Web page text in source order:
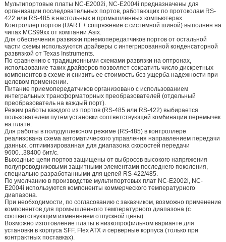
Мультипортовые платы NC-E2002i, NC-E2004i предназначены для
организации последовательных портов, работающих по протоколам RS-
422 или RS-485 в настольных и промышленных компьютерах.
Контроллер портов (UART + сопряжение с системной шиной) выполнен на
чипах MCS99xx от компании Asix.
Для обеспечения развязки приемопередатчиков портов от остальной
части схемы используются драйверы с интегрированной конденсаторной
развязкой от Texas Instruments.
По сравнению с традиционными схемами развязки на оптронах,
использование таких драйверов позволяет сократить число дискретных
компонентов в схеме и снизить ее стоимость без ущерба надежности при
целевом применении.
Питание приемопередатчиков организовано с использованием
интегральных трансформаторных преобразователей (отдельный
преобразователь на каждый порт).
Режим работы каждого из портов (RS-485 или RS-422) выбирается
пользователем путем установки соответствующей комбинации перемычек
на плате.
Для работы в полудуплексном режиме (RS-485) в контроллере
реализована схема автоматического управления направлением передачи
данных, оптимизированная для диапазона скоростей передачи
9600...38400 бит/c.
Выходные цепи портов защищены от выбросов высокого напряжения
полупроводниковыми защитными элементами последнего поколения,
специально разработанными для цепей RS-422/485.
По умолчанию в производстве мультипортовых плат NC-E2002i, NC-
E2004i используются компоненты коммерческого температурного
диапазона.
При необходимости, по согласованию с заказчиком, возможно применение
компонентов для промышленного температурного диапазона (с
соответствующим изменением отпускной цены).
Возможно изготовление платы в низкопрофильном варианте для
установки в корпуса SFF, Flex ATX и серверные корпуса (только при
контрактных поставках).